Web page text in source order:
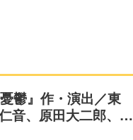
鬱』作・演出／東
音、原田大二郎、…